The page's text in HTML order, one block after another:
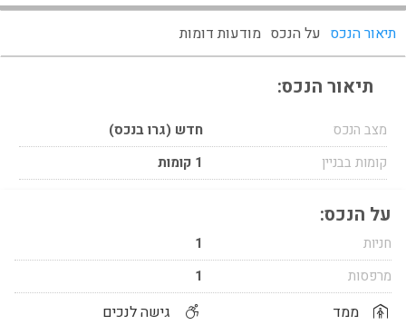
תיאור הנכס על הנכס מודעות דומות
תיאור הנכס:
מצב הנכס
חדש (גרו בנכס)
קומות בבניין
1 קומות
על הנכס:
חניות
1
מרפסות
1
ממד
גישה לנכים